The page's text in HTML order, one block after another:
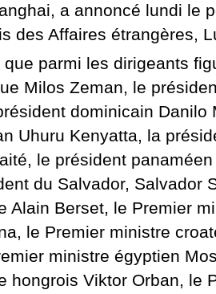
a annoncé lundi le
des Affaires étrangères,
parmi les dirigeants
Milos Zeman, le
dominicain Danilo
Uhuru Kenyatta, la
le président
du Salvador, Salvador
Alain Berset, le Premier
le Premier ministre
ministre égyptien
hongrois Viktor Orban, le